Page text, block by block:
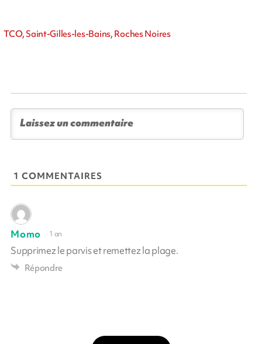
TCO, Saint-Gilles-les-Bains, Roches Noires
1 COMMENTAIRES
Momo 1 an
Supprimez le parvis et remettez la plage.
Répondre